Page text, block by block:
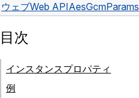
ウェブWeb APIAesGcmParams
目次
インスタンスプロパティ
例